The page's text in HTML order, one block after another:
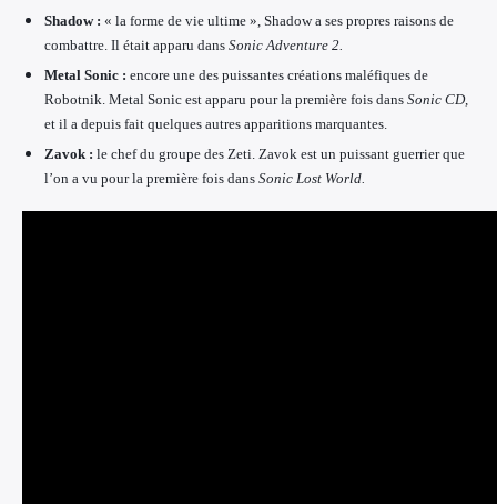
Shadow : « la forme de vie ultime », Shadow a ses propres raisons de
combattre. Il était apparu dans Sonic Adventure 2.
Metal Sonic : encore une des puissantes créations maléfiques de
Robotnik. Metal Sonic est apparu pour la première fois dans Sonic CD,
et il a depuis fait quelques autres apparitions marquantes.
Zavok : le chef du groupe des Zeti. Zavok est un puissant guerrier que
l’on a vu pour la première fois dans Sonic Lost World.